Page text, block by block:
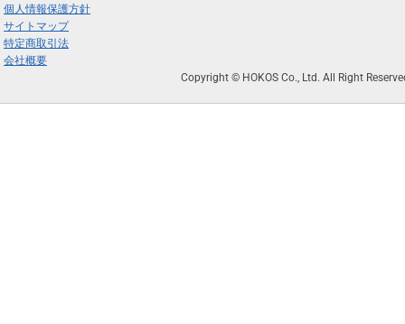
個人情報保護方針
サイトマップ
特定商取引法
会社概要
Copyright © HOKOS Co., Ltd. All Right